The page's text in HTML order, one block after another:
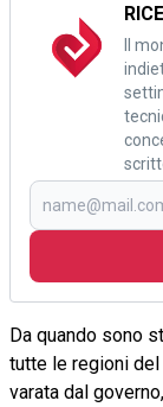
Il
Da quando sono
tutte le regioni
varata dal